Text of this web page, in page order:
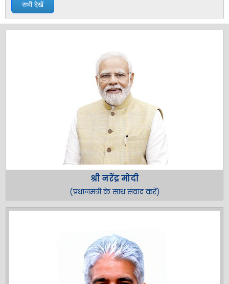
सभी देखें
श्री नरेंद्र मोदी
(प्रधानमंत्री के साथ संवाद करें)